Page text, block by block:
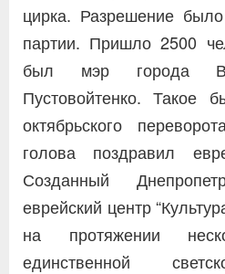
цирка. Разрешение
партии. Пришло 2500
был мэр города
Пустовойтенко. Такое
октябрьского
голова поздравил
Созданный
еврейский центр
на протяжении
единственной